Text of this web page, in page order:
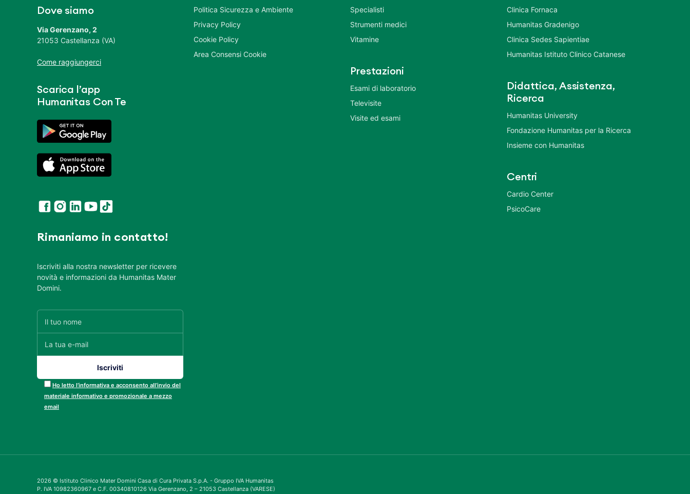
Dove siamo
Via Gerenzano, 2
21053 Castellanza (VA)
Come raggiungerci
Scarica l’app
Humanitas Con Te
Rimaniamo in contatto!
Iscriviti alla nostra newsletter per ricevere
novità e informazioni da Humanitas Mater
Domini.
Ho letto l’informativa e acconsento all’invio del
materiale informativo e promozionale a mezzo
email
Politica Sicurezza e Ambiente
Privacy Policy
Cookie Policy
Area Consensi Cookie
Specialisti
Strumenti medici
Vitamine
Prestazioni
Esami di laboratorio
Televisite
Visite ed esami
Clinica Fornaca
Humanitas Gradenigo
Clinica Sedes Sapientiae
Humanitas Istituto Clinico Catanese
Didattica, Assistenza,
Ricerca
Humanitas University
Fondazione Humanitas per la Ricerca
Insieme con Humanitas
Centri
Cardio Center
PsicoCare
2026 © Istituto Clinico Mater Domini Casa di Cura Privata S.p.A. - Gruppo IVA Humanitas
P. IVA 10982360967 e C.F. 00340810126 Via Gerenzano, 2 – 21053 Castellanza (VARESE)